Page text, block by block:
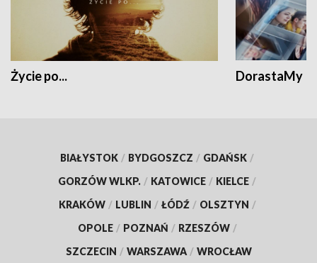
Życie po... DorastaMy
BIAŁYSTOK / BYDGOSZCZ / GDAŃSK /
GORZÓW WLKP. / KATOWICE / KIELCE /
KRAKÓW / LUBLIN / ŁÓDŹ / OLSZTYN /
OPOLE / POZNAŃ / RZESZÓW /
SZCZECIN / WARSZAWA / WROCŁAW